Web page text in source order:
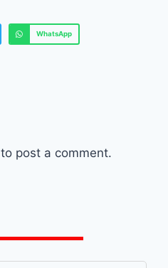
WhatsApp
to post a comment.